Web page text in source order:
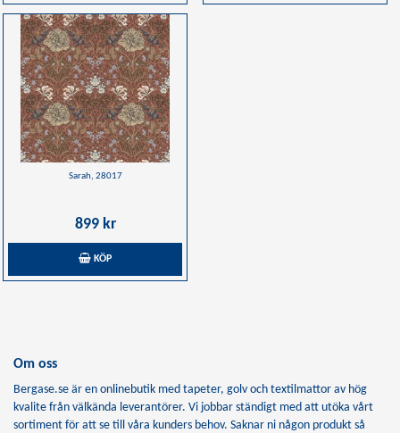
Sarah, 28017
899 kr
KÖP
Om oss
Bergase.se är en onlinebutik med tapeter, golv och textilmattor av hög
kvalite från välkända leverantörer. Vi jobbar ständigt med att utöka vårt
sortiment för att se till våra kunders behov. Saknar ni någon produkt så